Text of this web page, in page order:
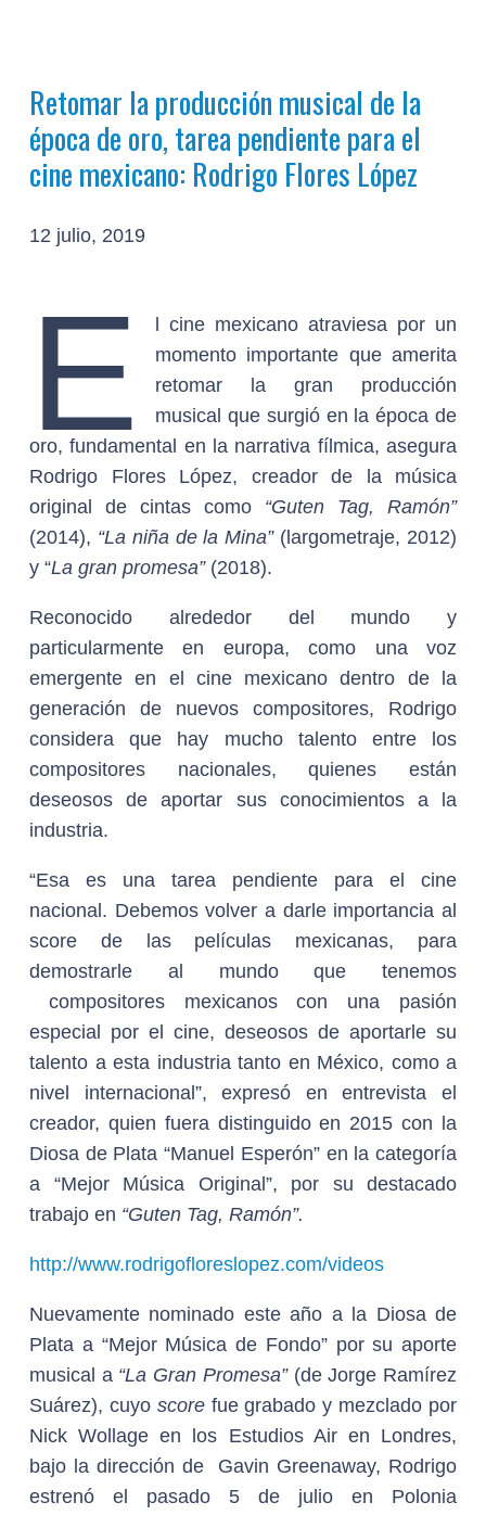
Retomar la producción musical de la
época de oro, tarea pendiente para el
cine mexicano: Rodrigo Flores López
12 julio, 2019
E
l cine mexicano atraviesa por un
momento importante que amerita
retomar la gran producción
musical que surgió en la época de
oro, fundamental en la narrativa fílmica, asegura
Rodrigo Flores López, creador de la música
original de cintas como “Guten Tag, Ramón”
(2014), “La niña de la Mina”(largometraje, 2012)
y “La gran promesa”(2018).
Reconocido alrededor del mundo y
particularmente en europa, como una voz
emergente en el cine mexicano dentro de la
generación de nuevos compositores, Rodrigo
considera que hay mucho talento entre los
compositores nacionales, quienes están
deseosos de aportar sus conocimientos a la
industria.
“Esa es una tarea pendiente para el cine
nacional. Debemos volver a darle importancia al
score de las películas mexicanas, para
demostrarle al mundo que tenemos
compositores mexicanos con una pasión
especial por el cine, deseosos de aportarle su
talento a esta industria tanto en México, como a
nivel internacional”, expresó en entrevista el
creador, quien fuera distinguido en 2015 con la
Diosa de Plata “Manuel Esperón” en la categoría
a “Mejor Música Original”, por su destacado
trabajo en “Guten Tag, Ramón”.
http://www.rodrigofloreslopez.com/videos
Nuevamente nominado este año a la Diosa de
Plata a “Mejor Música de Fondo” por su aporte
musical a “La Gran Promesa” (de Jorge Ramírez
Suárez), cuyo score fue grabado y mezclado por
Nick Wollage en los Estudios Air en Londres,
bajo la dirección de Gavin Greenaway, Rodrigo
estrenó el pasado 5 de julio en Polonia